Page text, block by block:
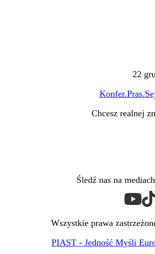
22
Chcesz realnej
Śledź nas na
Wszystkie prawa
PIAST - Jedność Myśli